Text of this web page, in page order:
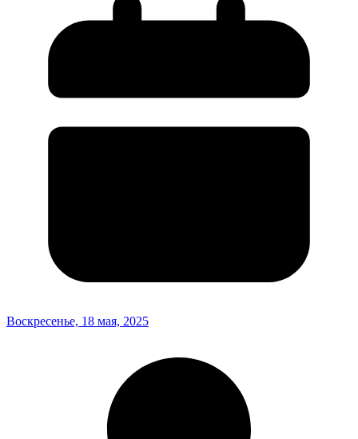
Воскресенье, 18 мая, 2025